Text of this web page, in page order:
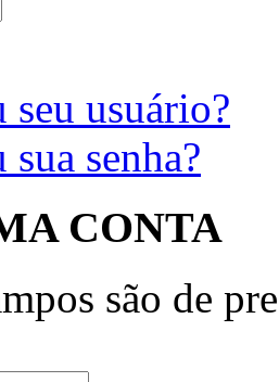
seu usuário?
sua senha?
CONTA
são de